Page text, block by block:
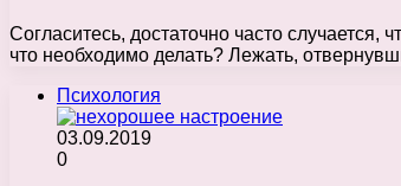
Согласитесь, достаточно часто
что необходимо делать? Лежать,
Психология
03.09.2019
0